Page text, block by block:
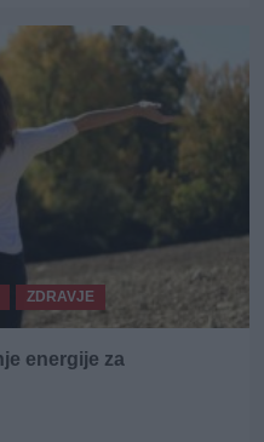
ZDRAVJE
energije za